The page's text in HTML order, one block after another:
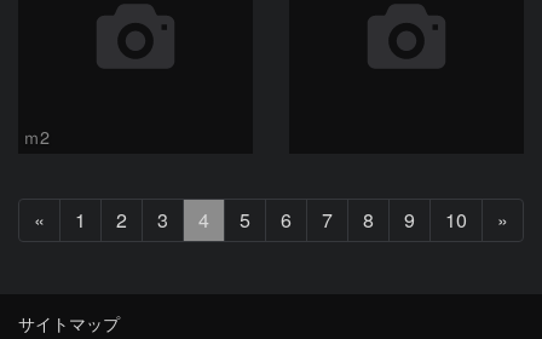
ｍ2
«
へ
1 2 3 4 5 6 7 8 9 10 »
へ
サイトマップ